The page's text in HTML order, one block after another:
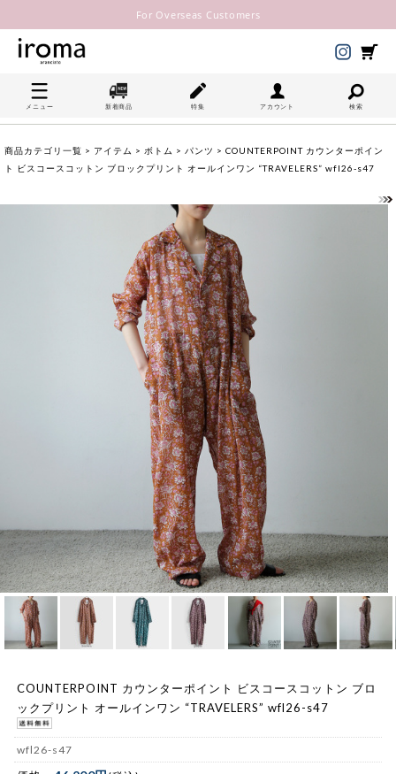
For Overseas Customers
メニュー 新着商品 特集 アカウント 検索
商品カテゴリ一覧 > アイテム > ボトム > パンツ > COUNTERPOINT カウンターポイン
ト ビスコースコットン ブロックプリント オールインワン “TRAVELERS” wfl26-s47
COUNTERPOINT カウンターポイント ビスコースコットン ブロ
ックプリント オールインワン “TRAVELERS” wfl26-s47
wfl26-s47